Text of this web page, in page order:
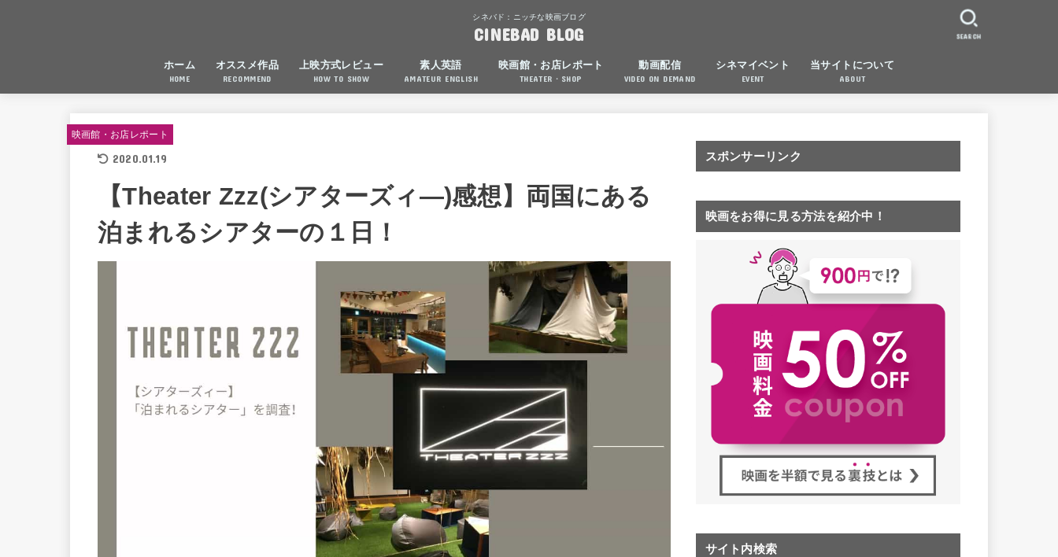
シネバド：ニッチな映画ブログ
CINEBAD BLOG
ホーム
HOME
オススメ作品
RECOMMEND
上映方式レビュー
HOW TO SHOW
素人英語
AMATEUR ENGLISH
映画館・お店レポート
THEATER・SHOP
動画配信
VIDEO ON DEMAND
シネマイベント
EVENT
当サイトについて
ABOUT
SEARCH
映画館・お店レポート
2020.01.19
【Theater Zzz(シアターズィ―)感想】両国にある
泊まれるシアターの１日！
スポンサーリンク
映画をお得に見る方法を紹介中！
サイト内検索